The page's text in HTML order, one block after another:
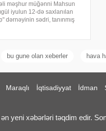
məşhur müğənni Mahsun
iyulun 12-də saxlanılan
dərnəyinin sədri, tanınmış
bu gune olan xeberler hava
Maraqlı İqtisadiyyat İdman
yeni xəbərləri təqdim edir.